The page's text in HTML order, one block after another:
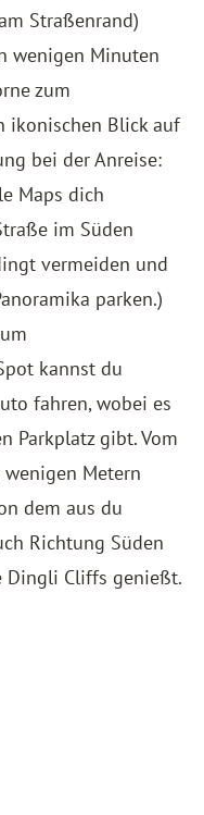
Straßenrand)
wenigen Minuten
zum
ikonischen Blick auf
bei der Anreise:
Maps dich
im Süden
vermeiden und
parken.)
kannst du
fahren, wobei es
Parkplatz gibt. Vom
Metern
dem aus du
Richtung Süden
Dingli Cliffs genießt.